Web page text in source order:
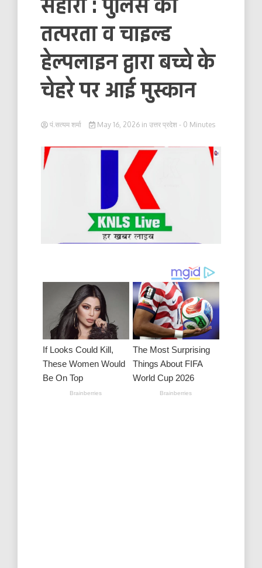
सहारा : पुलिस की
तत्परता व चाइल्ड
हेल्पलाइन द्वारा बच्चे के
चेहरे पर आई मुस्कान
पं.सत्यम शर्मा May 16, 2026 in उत्तर प्रदेश - 0 Minutes